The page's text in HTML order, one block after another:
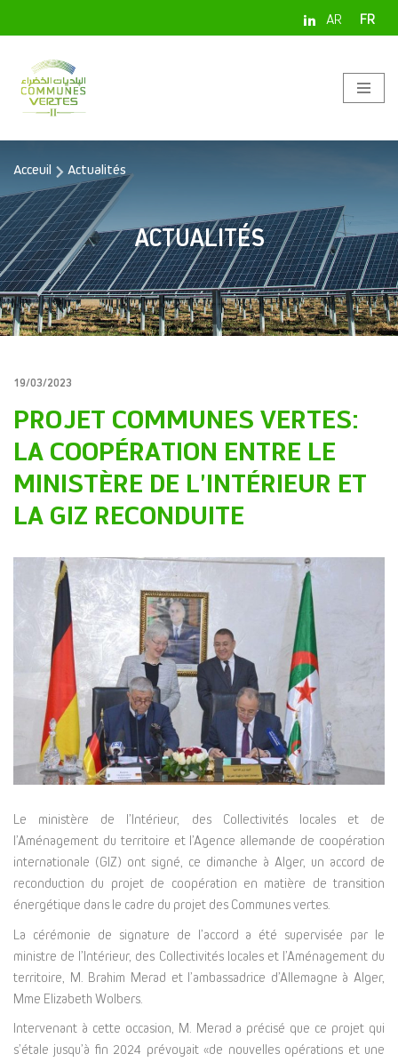
contenu
Acceuil Actualités
ACTUALITÉS
19/03/2023
PROJET COMMUNES VERTES:
LA COOPÉRATION ENTRE LE
MINISTÈRE DE L’INTÉRIEUR ET
LA GIZ RECONDUITE
Le ministère de l’Intérieur, des Collectivités locales et de
l’Aménagement du territoire et l’Agence allemande de coopération
internationale (GIZ) ont signé, ce dimanche à Alger, un accord de
reconduction du projet de coopération en matière de transition
énergétique dans le cadre du projet des Communes vertes.
La cérémonie de signature de l’accord a été supervisée par le
ministre de l’Intérieur, des Collectivités locales et l’Aménagement du
territoire, M. Brahim Merad et l’ambassadrice d’Allemagne à Alger,
Mme Elizabeth Wolbers.
Intervenant à cette occasion, M. Merad a précisé que ce projet qui
s’étale jusqu’à fin 2024 prévoyait «de nouvelles opérations et une